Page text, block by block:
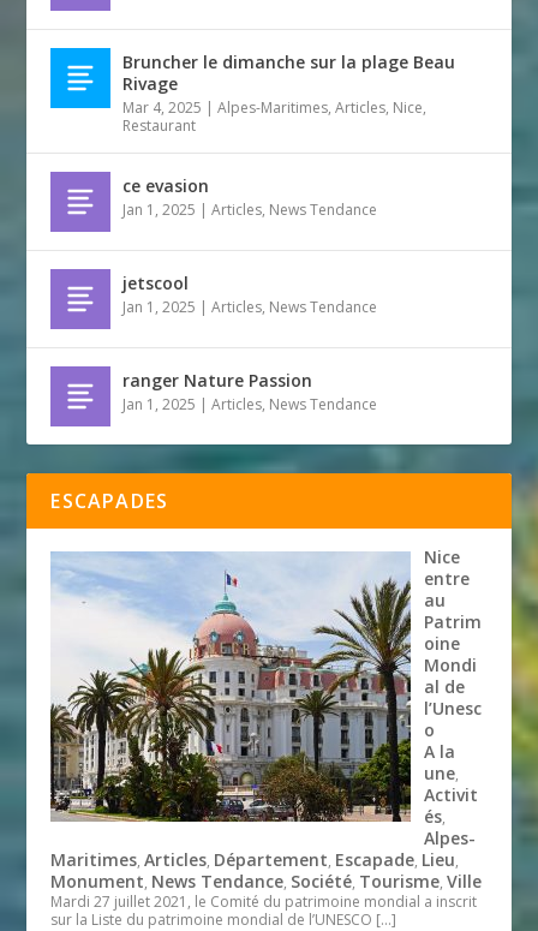
Bruncher le dimanche sur la plage Beau
Rivage
Mar 4, 2025 |Alpes-Maritimes,Articles, Nice,
Restaurant
ce evasion
Jan 1, 2025 |Articles, News Tendance
jetscool
Jan 1, 2025 |Articles, News Tendance
ranger Nature Passion
Jan 1, 2025 |Articles, News Tendance
ESCAPADES
Nice
entre
au
Patrim
oine
Mondi
al de
l’Unesc
o
A la
une,
Activit
és,
Alpes-
Maritimes,Articles, Département, Escapade, Lieu,
Monument, News Tendance, Société, Tourisme,Ville
Mardi 27 juillet 2021, le Comité du patrimoine mondial a inscrit
sur la Liste du patrimoine mondial de l’UNESCO […]